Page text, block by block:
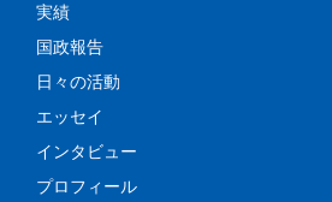
実績
国政報告
日々の活動
エッセイ
インタビュー
プロフィール